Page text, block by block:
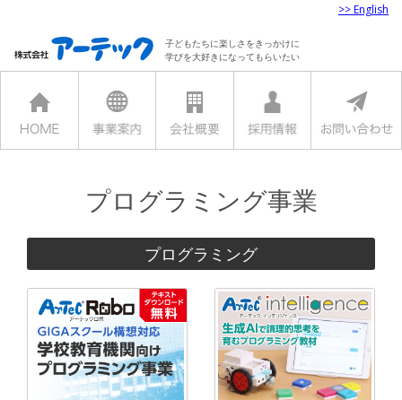
>> English
子どもたちに楽しさをきっかけに
学びを大好きになってもらいたい
プログラミング事業
プログラミング